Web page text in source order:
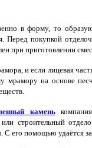
в форму, то
покупкой
при приготовлении
и если лицевая
мрамору на основе
камень
строительный
его помощью удаётся